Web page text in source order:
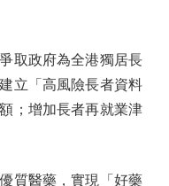
政府為全港獨居長
立「高風險長者資料
；增加長者再就業津
醫藥，實現「好藥